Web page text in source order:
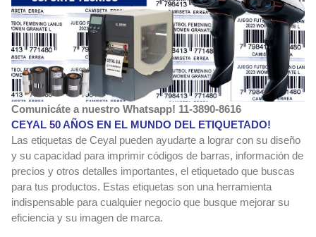
Comunicáte a nuestro Whatsapp! 11-3890-8616
CEYAL 50 AÑOS EN EL MUNDO DEL ETIQUETADO!
Las etiquetas de Ceyal pueden ayudarte a lograr con su diseño
y su capacidad para imprimir códigos de barras, información de
precios y otros detalles importantes, el etiquetado que buscas
para tus productos. Estas etiquetas son una herramienta
indispensable para cualquier negocio que busque mejorar su
eficiencia y su imagen de marca.